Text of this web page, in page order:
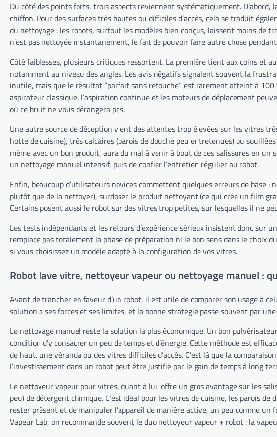
Du côté des points forts, trois aspects reviennent systématiquement.
chiffon. Pour des surfaces très hautes ou difficiles d’accès, cela se traduit
du nettoyage : les robots, surtout les modèles bien conçus, laissent moins de
n’est pas nettoyée instantanément, le fait de pouvoir faire autre chose
Côté faiblesses, plusieurs critiques ressortent. La première tient aux coins et
notamment au niveau des angles. Les avis négatifs signalent souvent la
inutile, mais que le résultat “parfait sans retouche” est rarement atteint à
aspirateur classique, l’aspiration continue et les moteurs de déplacement
où ce bruit ne vous dérangera pas.
Une autre source de déception vient des attentes trop élevées sur les vitres
hotte de cuisine), très calcaires (parois de douche peu entretenues) ou
même avec un bon produit, aura du mal à venir à bout de ces salissures en
un nettoyage manuel intensif, puis de confier l’entretien régulier au robot.
Enfin, beaucoup d’utilisateurs novices commettent quelques erreurs de base
plutôt que de la nettoyer), surdoser le produit nettoyant (ce qui crée un film
Certains posent aussi le robot sur des vitres trop petites, sur lesquelles il ne
Les tests indépendants et les retours d’expérience sérieux insistent donc sur
remplace pas totalement la phase de préparation ni le bon sens dans le
si vous choisissez un modèle adapté à la configuration de vos vitres.
Robot lave vitre, nettoyeur vapeur ou nettoyage manuel :
Avant de trancher en faveur d’un robot, il est utile de comparer son usage à
solution a ses forces et ses limites, et la bonne stratégie passe souvent par
Le nettoyage manuel reste la solution la plus économique. Un bon
condition d’y consacrer un peu de temps et d’énergie. Cette méthode est
de haut, une véranda ou des vitres difficiles d’accès. C’est là que la
l’investissement dans un robot peut être justifié par le gain de temps à long
Le nettoyeur vapeur pour vitres, quant à lui, offre un gros avantage sur les
peu) de détergent chimique. C’est idéal pour les vitres de cuisine, les parois
rester présent et de manipuler l’appareil de manière active, un peu comme
Vapeur Lab, on recommande souvent le duo nettoyeur vapeur + robot : la